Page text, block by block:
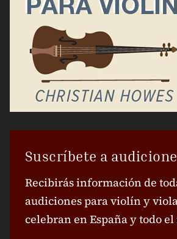
Suscríbete a
Recibirás información de
audiciones para violín y
celebran en España y todo